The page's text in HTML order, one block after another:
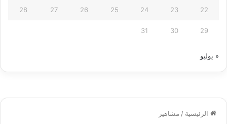
22
23
24
25
26
27
28
29
30
31
« يوليو